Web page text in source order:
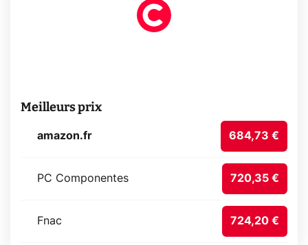
Meilleurs prix
amazon.fr 684,73 €
PC Componentes 720,35 €
Fnac 724,20 €